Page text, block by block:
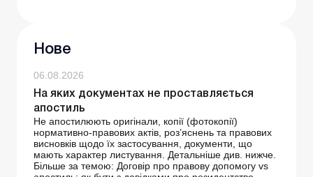
Нове
06.08.2026
На яких документах не проставляється
апостиль
Не апостилюють оригінали, копії (фотокопії)
нормативно-правових актів, роз’яснень та правових
висновків щодо їх застосування, документи, що
мають характер листування. Детальніше див. нижче.
Більше за темою: Договір про правову допомогу vs